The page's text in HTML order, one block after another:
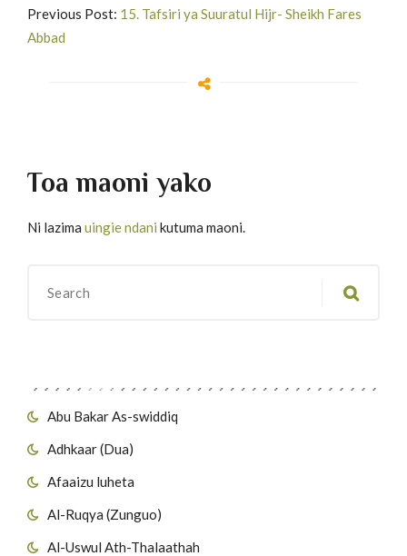
Abu Bakar As-swiddiq
Adhkaar (Dua)
Afaaizu luheta
Al-Ruqya (Zunguo)
Al-Uswul Ath-Thalaathah
15 Suurat An Nahl 111-119
Previous Post: 15. Tafsiri ya Suuratul Hijr- Sheikh Fares
Abbad
Toa maoni yako
Ni lazima uingie ndani kutuma maoni.